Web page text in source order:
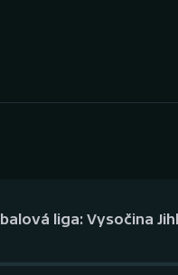
Plážový
liga: Vysočina